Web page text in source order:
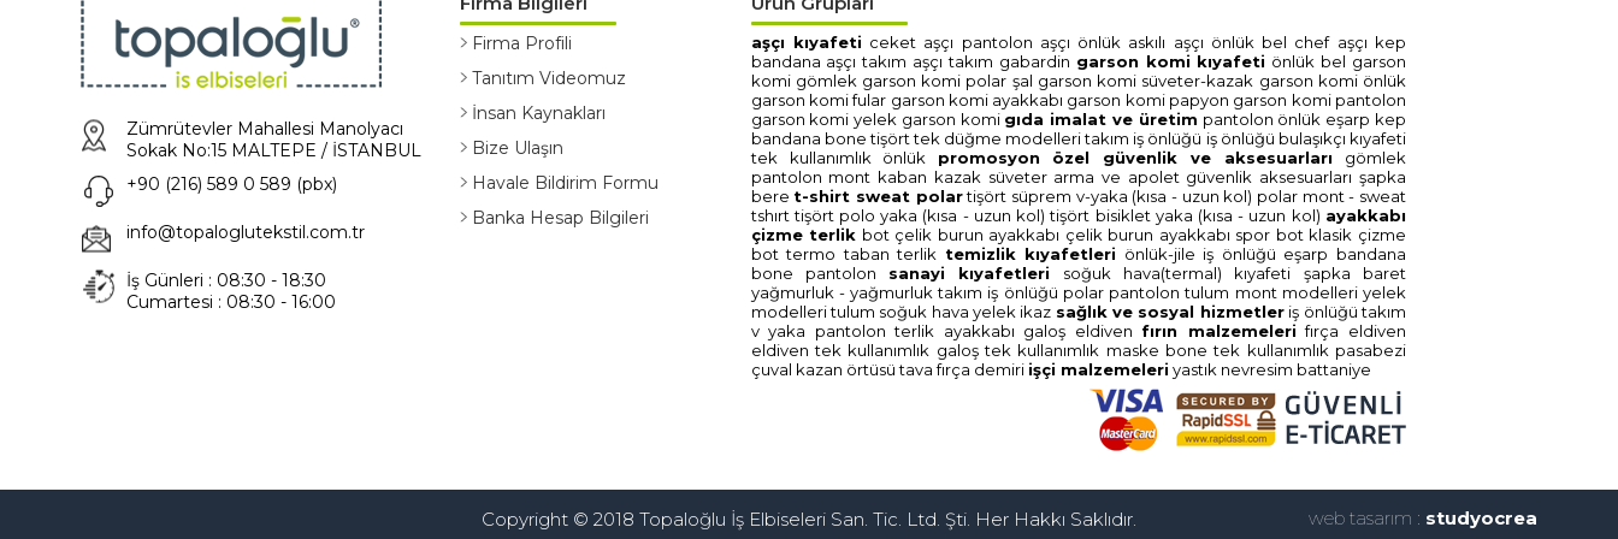
Zümrütevler Mahallesi Manolyacı
Sokak No:15 MALTEPE / İSTANBUL
+90 (216) 589 0 589 (pbx)
info@topaloglutekstil.com.tr
İş Günleri : 08:30 - 18:30
Cumartesi : 08:30 - 16:00
Firma Profili
Tanıtım Videomuz
İnsan Kaynakları
Bize Ulaşın
Havale Bildirim Formu
Banka Hesap Bilgileri
aşçi kiyafeti̇ ceket aşçi pantolon aşçi önlük askili aşçi önlük bel chef aşçi kep
bandana aşçi takim aşçi takim gabardi̇n garson komi̇ kiyafeti̇ önlük bel garson
komi̇ gömlek garson komi̇ polar şal garson komi̇ süveter-kazak garson komi̇ önlük
garson komi̇ fular garson komi̇ ayakkabi garson komi̇ papyon garson komi̇ pantolon
garson komi̇yelek garson komi̇ gida i̇malat ve üreti̇m pantolon önlük eşarp kep
bandana bone ti̇şört tek düğme modelleri̇ takim i̇ş önlüğü i̇ş önlüğü bulaşikçi kiyafeti̇
tek kullanimlik önlük
promosyon özel güvenli̇k ve aksesuarlari
gömlek
pantolon mont kaban kazak süveter arma ve apolet güvenli̇k aksesuarlari şapka
bere t-shi̇rt sweat polar ti̇şört süprem v-yaka (kisa - uzun kol) polar mont - sweat
tshirt ti̇şört polo yaka (kisa - uzun kol) ti̇şört bi̇si̇klet yaka (kisa - uzun kol) ayakkabi
çi̇zme terli̇k bot çeli̇k burun ayakkabi çeli̇k burun ayakkabi spor bot klasi̇k çi̇zme
bot termo taban terli̇k temi̇zli̇k kiyafetleri̇ önlük-ji̇le i̇ş önlüğü eşarp bandana
bone
pantolon sanayi̇ kiyafetleri̇ soğuk hava(termal) kiyafeti̇
şapka baret
yağmurluk - yağmurluk takim i̇ş önlüğü polar pantolon tulum mont modelleri̇ yelek
modelleri̇ tulum soğuk havayelek i̇kaz sağlik ve sosyal hi̇zmetler i̇ş önlüğü takim
v yaka pantolon terli̇k ayakkabi galoş eldi̇ven firin malzemeleri̇ firça
eldi̇ven
eldi̇ven tek kullanimlik galoş tek kullanimlik maske bone tek kullanimlik pasabezi̇
çuval kazan örtüsü tava firça demi̇ri̇ i̇şçi̇ malzemeleri̇ yastik nevresi̇m battani̇ye
Copyright © 2018 Topaloğlu İş Elbiseleri San. Tic. Ltd. Şti. Her Hakkı Saklıdır. web tasarım : studyocrea